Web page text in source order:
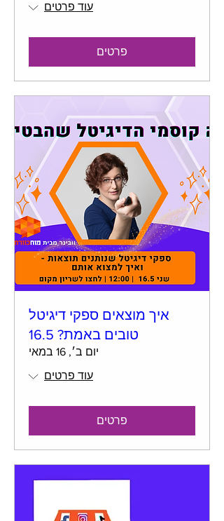
עוד פרטים
פרטים
איך מוצאים ספקי דיגיטל
טובים באמת? 16.5
יום ב׳, 16 במאי
עוד פרטים
פרטים